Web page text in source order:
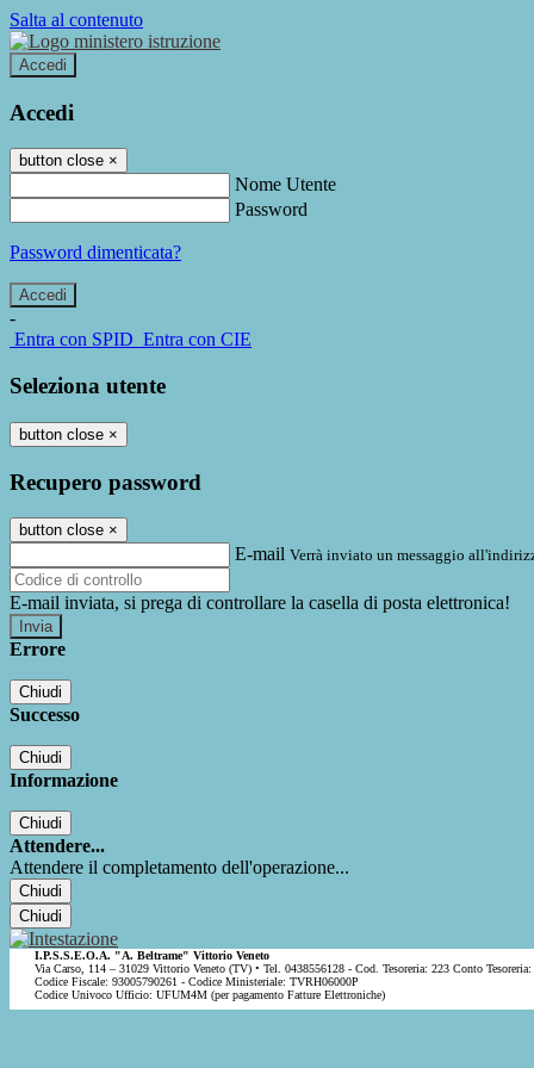
Salta al contenuto
Accedi
Accedi
button close ×
Nome Utente
Password
Password dimenticata?
-
Entra con SPID Entra con CIE
Seleziona utente
button close ×
Recupero password
button close ×
E-mail Verrà inviato un messaggio
E-mail inviata, si prega di controllare la casella di posta elettronica!
Errore
Chiudi
Successo
Chiudi
Informazione
Chiudi
Attendere...
Attendere il completamento dell'operazione...
Chiudi
Chiudi
I.P.S.S.E.O.A. "A. Beltrame" Vittorio Veneto
Via Carso, 114 – 31029 Vittorio Veneto (TV) • Tel. 0438556128 - Cod. Tesoreria: 223 Conto
Codice Fiscale: 93005790261 - Codice Ministeriale: TVRH06000P
Codice Univoco Ufficio: UFUM4M (per pagamento Fatture Elettroniche)